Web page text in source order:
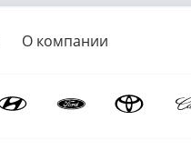
О компании